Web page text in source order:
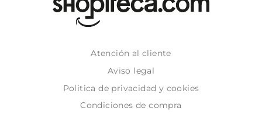
Atención al cliente
Aviso legal
Politica de privacidad y cookies
Condiciones de compra